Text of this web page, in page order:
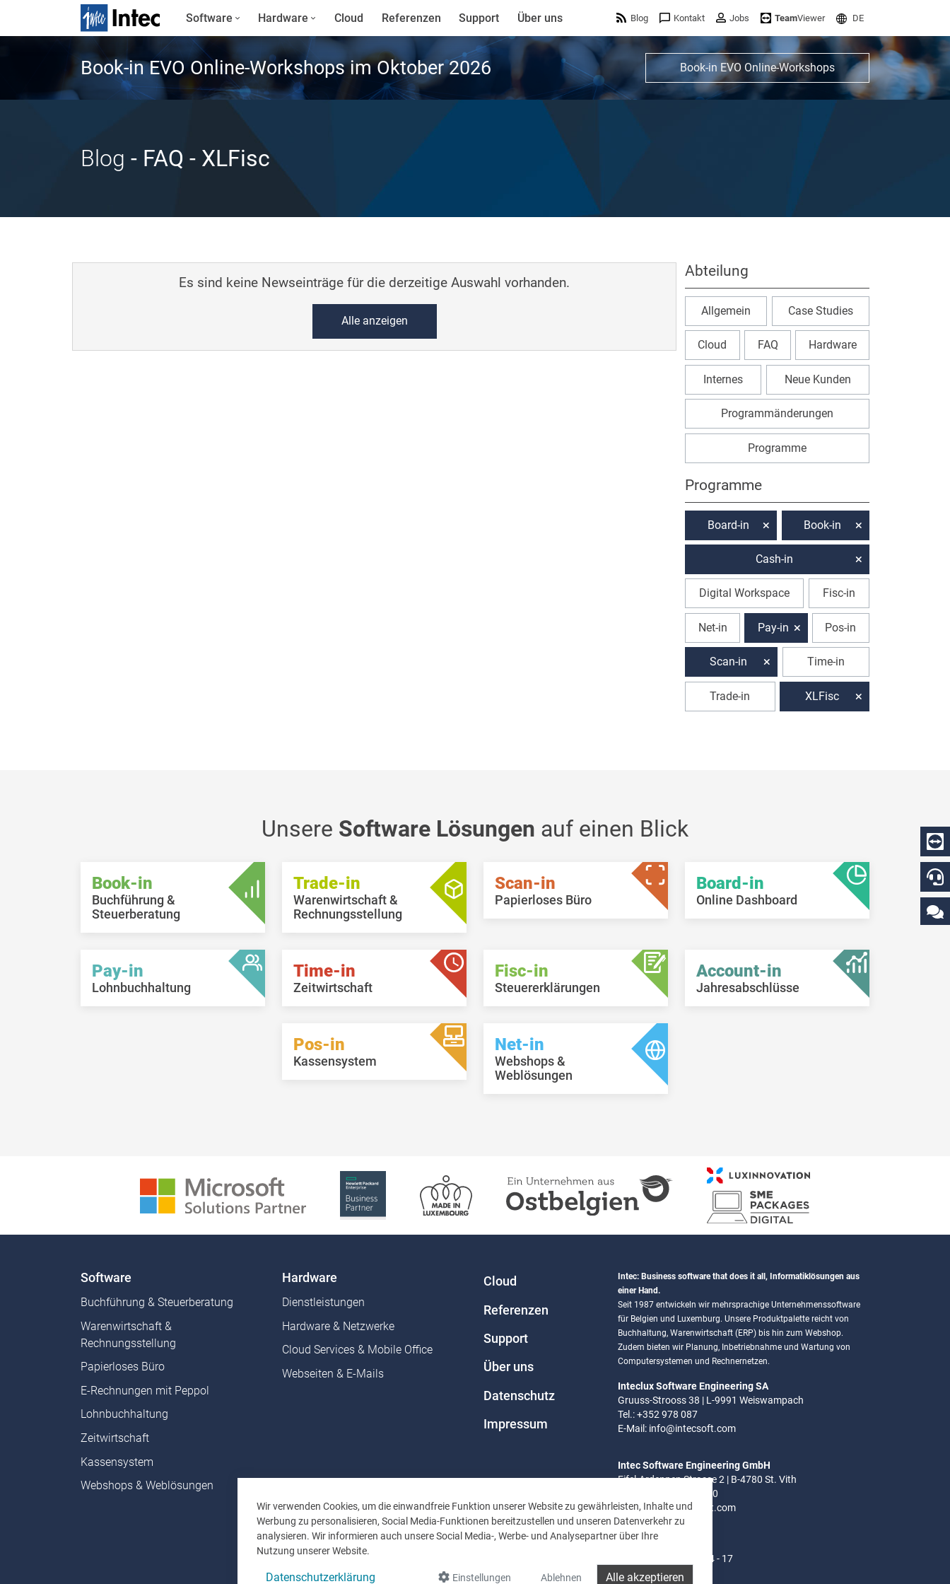
Wir verwenden Cookies, um die einwandfreie Funktion unserer Website zu gewährleisten, Inhalte und
Werbung zu personalisieren, Social Media-Funktionen bereitzustellen und unseren Datenverkehr zu
analysieren. Wir informieren auch unsere Social Media-, Werbe- und Analysepartner über Ihre
Nutzung unserer Website.
Datenschutzerklärung Einstellungen Ablehnen Alle akzeptieren
Software Hardware Cloud Referenzen Support Über uns Blog Kontakt Jobs TeamViewer DE
Book-in EVO Online-Workshops im Oktober 2026 Book-in EVO Online-Workshops
Blog - FAQ - XLFisc
Es sind keine Newseinträge für die derzeitige Auswahl vorhanden.
Alle anzeigen
Abteilung
Allgemein Case Studies
Cloud FAQ Hardware
Internes Neue Kunden
Programmänderungen
Programme
Programme
Board-in Book-in
Cash-in
Digital Workspace Fisc-in
Net-in Pay-in Pos-in
Scan-in Time-in
Trade-in XLFisc
Unsere Software Lösungen auf einen Blick
Book-in
Buchführung &
Steuerberatung
Trade-in
Warenwirtschaft &
Rechnungsstellung
Scan-in
Papierloses Büro
Board-in
Online Dashboard
Pay-in
Lohnbuchhaltung
Time-in
Zeitwirtschaft
Fisc-in
Steuererklärungen
Account-in
Jahresabschlüsse
Pos-in
Kassensystem
Net-in
Webshops &
Weblösungen
Software
Buchführung & Steuerberatung
Warenwirtschaft &
Rechnungsstellung
Papierloses Büro
E-Rechnungen mit Peppol
Lohnbuchhaltung
Zeitwirtschaft
Kassensystem
Webshops & Weblösungen
Hardware
Dienstleistungen
Hardware & Netzwerke
Cloud Services & Mobile Office
Webseiten & E-Mails
Cloud
Referenzen
Support
Über uns
Datenschutz
Impressum
Intec: Business software that does it all, Informatiklösungen aus
einer Hand.
Seit 1987 entwickeln wir mehrsprachige Unternehmenssoftware
für Belgien und Luxemburg. Unsere Produktpalette reicht von
Buchhaltung, Warenwirtschaft (ERP) bis hin zum Webshop.
Zudem bieten wir Planung, Inbetriebnahme und Wartung von
Computersystemen und Rechnernetzen.
Inteclux Software Engineering SA
Gruuss-Strooss 38 | L-9991 Weiswampach
Tel.: +352 978 087
E-Mail: info@intecsoft.com
Intec Software Engineering GmbH
Eifel-Ardennen Strasse 2 | B-4780 St. Vith
Tel.: +32 (0)80 280 080
E-Mail:info@intecsoft.com
Mo - Do: 8 - 12 Uhr | 14 - 17
Uhr